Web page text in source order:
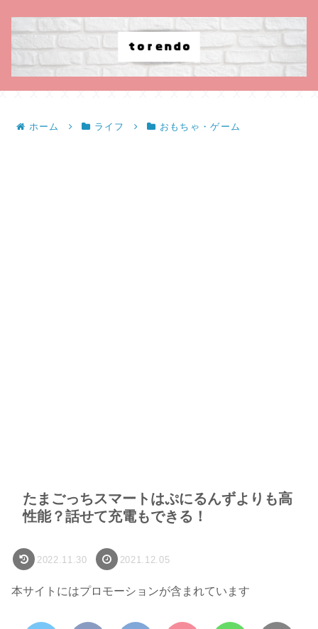
ホーム ライフ おもちゃ・ゲーム
たまごっちスマートはぷにるんずよりも高
性能？話せて充電もできる！
2022.11.30 2021.12.05
本サイトにはプロモーションが含まれています